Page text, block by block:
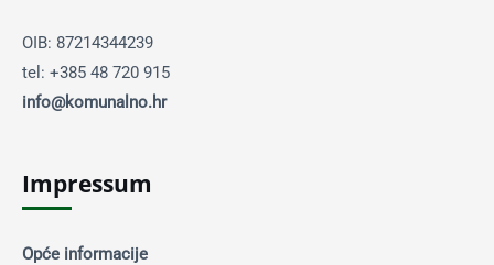
OIB: 87214344239
tel: +385 48 720 915
info@komunalno.hr
Impressum
Opće informacije